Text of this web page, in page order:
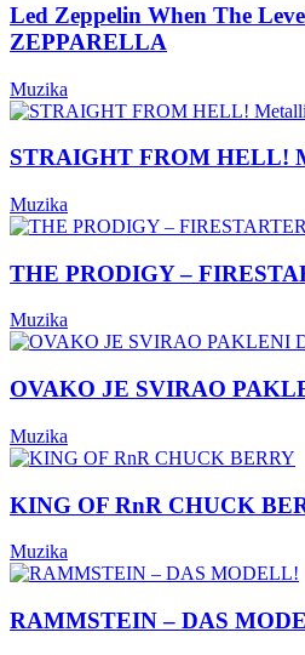
Led Zeppelin When The
ZEPPARELLA
Muzika
STRAIGHT FROM HELL!
Muzika
THE PRODIGY –
Muzika
OVAKO JE SVIRAO
Muzika
KING OF RnR CHUCK
Muzika
RAMMSTEIN – DAS